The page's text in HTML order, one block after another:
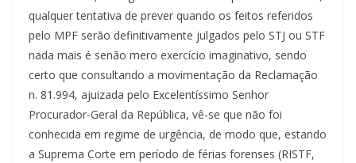
qualquer tentativa de prever quando os feitos referidos
pelo MPF serão definitivamente julgados pelo STJ ou STF
nada mais é senão mero exercício imaginativo, sendo
certo que consultando a movimentação da Reclamação
n. 81.994, ajuizada pelo Excelentíssimo Senhor
Procurador-Geral da República, vê-se que não foi
conhecida em regime de urgência, de modo que, estando
a Suprema Corte em período de férias forenses (RISTF,